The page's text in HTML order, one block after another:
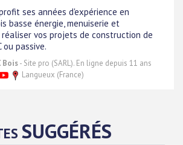
ses années d'expérience en
basse énergie, menuiserie et
vos projets de construction de
ou passive.
Bois- Site pro (SARL). En ligne depuis 11 ans
Langueux (France)
SUGGÉRÉS